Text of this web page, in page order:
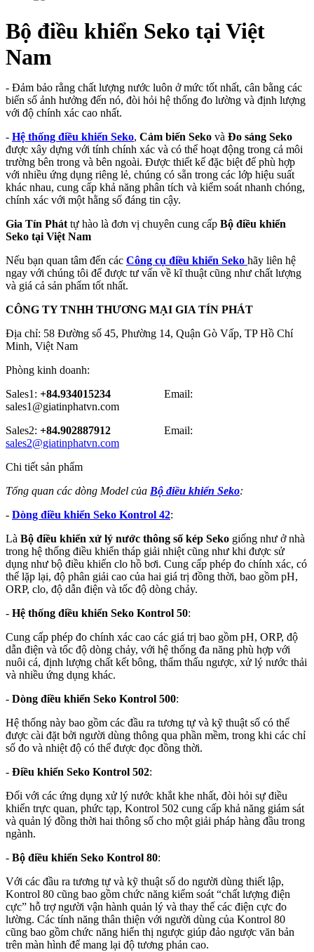
Bộ điều khiển Seko tại Việt
Nam
- Đảm bảo rằng chất lượng nước luôn ở mức tốt nhất, cân bằng các
biến số ảnh hưởng đến nó, đòi hỏi hệ thống đo lường và định lượng
với độ chính xác cao nhất.
- Hệ thống điều khiển Seko, Cảm biến Seko và Đo sáng Seko
được xây dựng với tính chính xác và có thể hoạt động trong cả môi
trường bên trong và bên ngoài. Được thiết kế đặc biệt để phù hợp
với nhiều ứng dụng riêng lẻ, chúng có sẵn trong các lớp hiệu suất
khác nhau, cung cấp khả năng phân tích và kiểm soát nhanh chóng,
chính xác với một hằng số đáng tin cậy.
Gia Tín Phát tự hào là đơn vị chuyên cung cấp Bộ điều khiển
Seko tại Việt Nam
Nếu bạn quan tâm đến các Công cụ điều khiển Seko hãy liên hệ
ngay với chúng tôi để được tư vấn về kĩ thuật cũng như chất lượng
và giá cả sản phẩm tốt nhất.
CÔNG TY TNHH THƯƠNG MẠI GIA TÍN PHÁT
Địa chỉ: 58 Đường số 45, Phường 14, Quận Gò Vấp, TP Hồ Chí
Minh, Việt Nam
Phòng kinh doanh:
Sales1: +84.934015234 Email:
sales1@giatinphatvn.com
Sales2: +84.902887912 Email:
sales2@giatinphatvn.com
Chi tiết sản phẩm
Tổng quan các dòng Model của Bộ điều khiển Seko:
- Dòng điều khiển Seko Kontrol 42:
Là Bộ điều khiển xử lý nước thông số kép Seko giống như ở nhà
trong hệ thống điều khiển tháp giải nhiệt cũng như khi được sử
dụng như bộ điều khiển clo hồ bơi. Cung cấp phép đo chính xác, có
thể lặp lại, độ phân giải cao của hai giá trị đồng thời, bao gồm pH,
ORP, clo, độ dẫn điện và tốc độ dòng chảy.
- Hệ thống điều khiển Seko Kontrol 50:
Cung cấp phép đo chính xác cao các giá trị bao gồm pH, ORP, độ
dẫn điện và tốc độ dòng chảy, với hệ thống đa năng phù hợp với
nuôi cá, định lượng chất kết bông, thẩm thấu ngược, xử lý nước thải
và nhiều ứng dụng khác.
- Dòng điều khiển Seko Kontrol 500:
Hệ thống này bao gồm các đầu ra tương tự và kỹ thuật số có thể
được cài đặt bởi người dùng thông qua phần mềm, trong khi các chỉ
số đo và nhiệt độ có thể được đọc đồng thời.
- Điều khiển Seko Kontrol 502:
Đối với các ứng dụng xử lý nước khắt khe nhất, đòi hỏi sự điều
khiển trực quan, phức tạp, Kontrol 502 cung cấp khả năng giám sát
và quản lý đồng thời hai thông số cho một giải pháp hàng đầu trong
ngành.
- Bộ điều khiển Seko Kontrol 80:
Với các đầu ra tương tự và kỹ thuật số do người dùng thiết lập,
Kontrol 80 cũng bao gồm chức năng kiểm soát “chất lượng điện
cực” hỗ trợ người vận hành quản lý và thay thế các điện cực đo
lường. Các tính năng thân thiện với người dùng của Kontrol 80
cũng bao gồm chức năng hiển thị ngược giúp đảo ngược văn bản
trên màn hình để mang lại độ tương phản cao.